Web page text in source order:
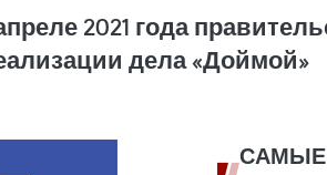
2021 года
дела «Доймой»
САМЫЕ